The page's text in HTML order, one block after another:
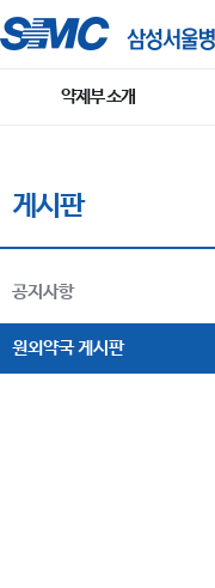
약제부 소개
게시판
공지사항
원외약국 게시판